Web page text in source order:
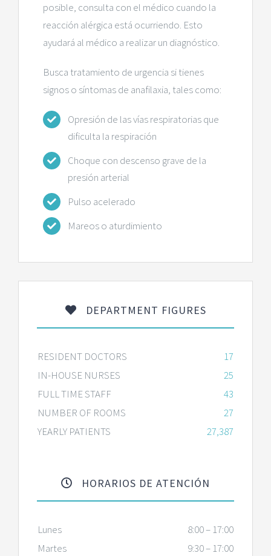
posible, consulta con el médico cuando la
reacción alérgica está ocurriendo. Esto
ayudará al médico a realizar un diagnóstico.
Busca tratamiento de urgencia si tienes
signos o síntomas de anafilaxia, tales como:
Opresión de las vías respiratorias que
dificulta la respiración
Choque con descenso grave de la
presión arterial
Pulso acelerado
Mareos o aturdimiento
DEPARTMENT FIGURES
RESIDENT DOCTORS
17
IN-HOUSE NURSES
25
FULL TIME STAFF
43
NUMBER OF ROOMS
27
YEARLY PATIENTS
27,387
HORARIOS DE ATENCIÓN
Lunes
8:00 – 17:00
Martes
9:30 – 17:00